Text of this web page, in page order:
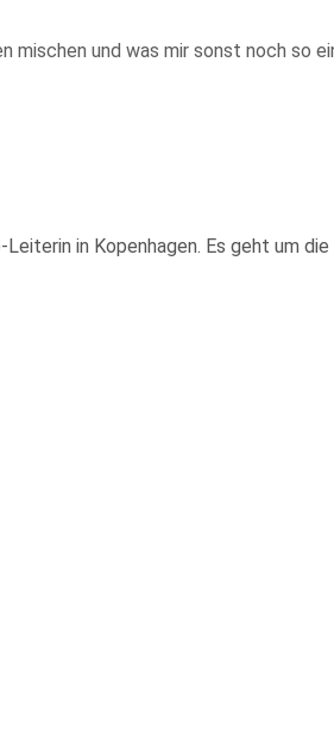
mischen und was mir sonst noch so
in Kopenhagen. Es geht um